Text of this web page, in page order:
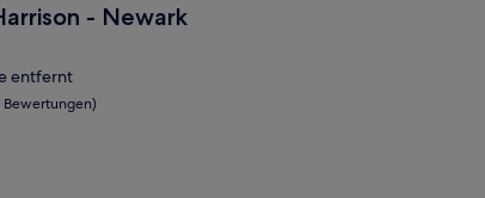
- Newark
- Newark
entfernt
Bewertungen)